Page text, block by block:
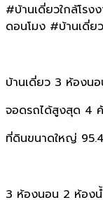
#บ้านเดี่ยวใกล้โรง
ดอนโมง #บ้านเดี่ย
บ้านเดี่ยว 3 ห้องน
จอดรถได้สูงสุด 4
ที่ดินขนาดใหญ่
3 ห้องนอน 2 ห้อง